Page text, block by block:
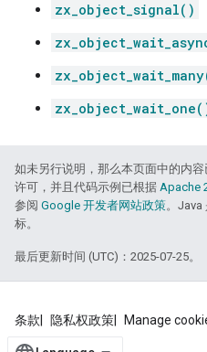
zx_object_signal()
如未另行说明，那么本页面中的内容
许可，并且代码示例已根据 Apache
参阅 Google 开发者网站政策。Java
标。
最后更新时间 (UTC)：2025-07-25。
条款 隐私权政策 Manage